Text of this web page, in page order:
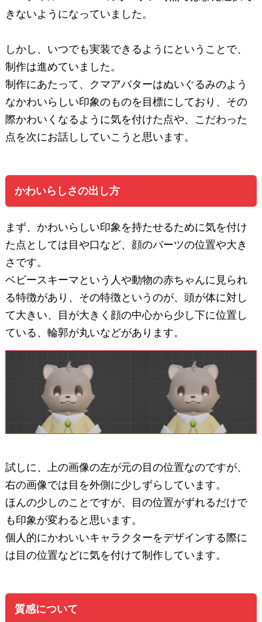
きないようになっていました。
しかし、いつでも実装できるようにということで、
制作は進めていました。
制作にあたって、クマアバターはぬいぐるみのよう
なかわいらしい印象のものを目標にしており、その
際かわいくなるように気を付けた点や、こだわった
点を次にお話ししていこうと思います。
かわいらしさの出し方
まず、かわいらしい印象を持たせるために気を付け
た点としては目や口など、顔のパーツの位置や大き
さです。
ベビースキーマという人や動物の赤ちゃんに見られ
る特徴があり、その特徴というのが、頭が体に対し
て大きい、目が大きく顔の中心から少し下に位置し
ている、輪郭が丸いなどがあります。
試しに、上の画像の左が元の目の位置なのですが、
右の画像では目を外側に少しずらしています。
ほんの少しのことですが、目の位置がずれるだけで
も印象が変わると思います。
個人的にかわいいキャラクターをデザインする際に
は目の位置などに気を付けて制作しています。
質感について